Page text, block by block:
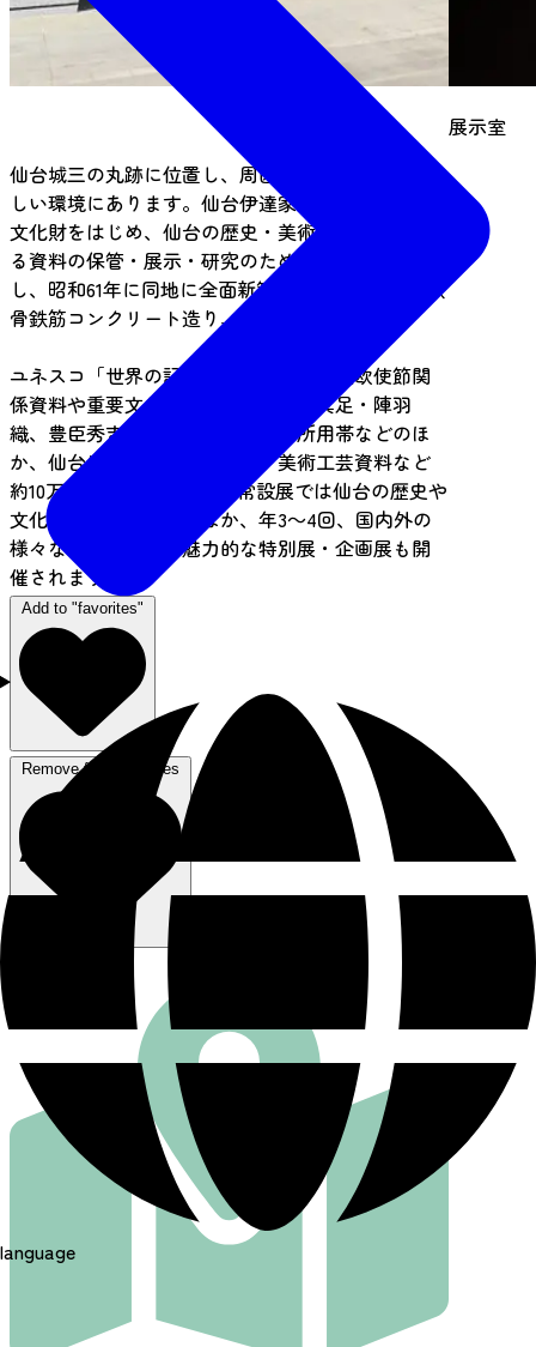
language
展示室
仙台城三の丸跡に位置し、周囲を緑に囲まれた美
しい環境にあります。仙台伊達家から寄贈された
文化財をはじめ、仙台の歴史・美術・文化に関す
る資料の保管・展示・研究のため昭和36年に開館
し、昭和61年に同地に全面新築しました(総2階、鉄
骨鉄筋コンクリート造り、延床面積1万800㎡)。
ユネスコ「世界の記憶」・国宝の慶長遣欧使節関
係資料や重要文化財の伊達政宗所用具足・陣羽
織、豊臣秀吉所用具足、三沢初子所用帯などのほ
か、仙台に関わる歴史・文化・美術工芸資料など
約10万点を収蔵しており、常設展では仙台の歴史や
文化を学べます。そのほか、年3～4回、国内外の
様々なテーマによる魅力的な特別展・企画展も開
催されます。
Add to "favorites"
Remove from favorites